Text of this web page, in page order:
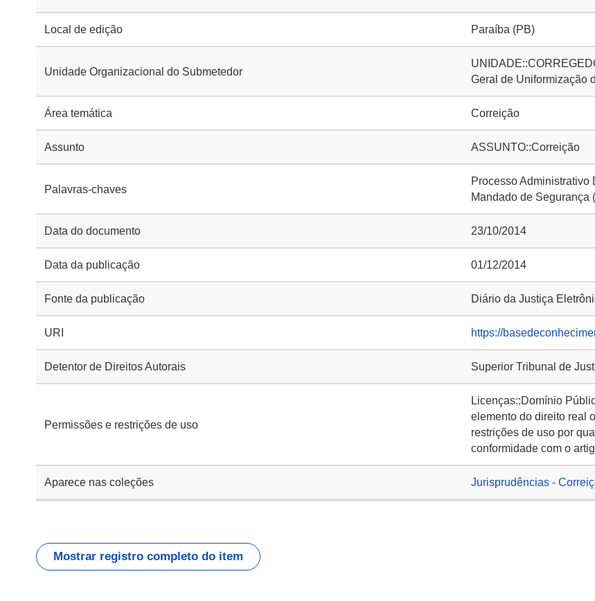
Local de edição Paraíba (PB)
Unidade Organizacional do Submetedor
Geral de Uniformização
Área temática Correição
Assunto ASSUNTO::Correição
Palavras-chaves
Processo Administrativo
Mandado de Segurança
Data do documento 23/10/2014
Data da publicação 01/12/2014
Fonte da publicação Diário da Justiça
URI https://
Detentor de Direitos Autorais Superior Tribunal de
Permissões e restrições de uso
Licenças::Domínio
elemento do direito real
restrições de uso por
conformidade com o
Aparece nas coleções Jurisprudências -
Mostrar registro completo do item